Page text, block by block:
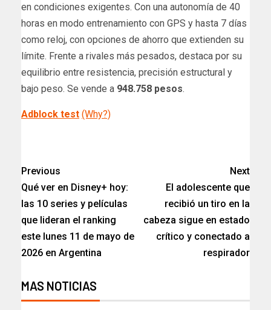
en condiciones exigentes. Con una autonomía de 40
horas en modo entrenamiento con GPS y hasta 7 días
como reloj, con opciones de ahorro que extienden su
límite. Frente a rivales más pesados, destaca por su
equilibrio entre resistencia, precisión estructural y
bajo peso. Se vende a 948.758 pesos.
Adblock test (Why?)
Previous
Qué ver en Disney+ hoy:
las 10 series y películas
que lideran el ranking
este lunes 11 de mayo de
2026 en Argentina
Next
El adolescente que
recibió un tiro en la
cabeza sigue en estado
crítico y conectado a
respirador​
MAS NOTICIAS